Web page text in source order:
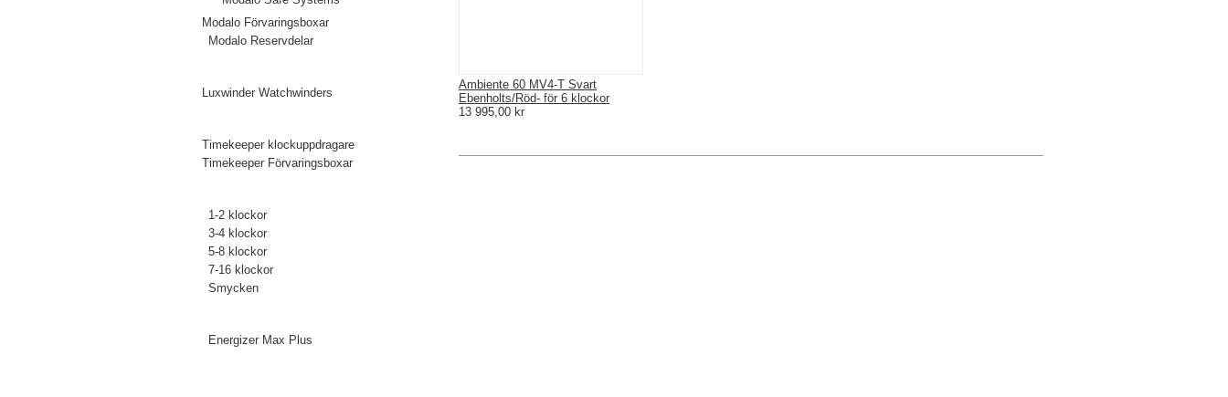
Modalo Förvaringsboxar
Modalo Reservdelar
Luxwinder Watchwinders
Timekeeper klockuppdragare
Timekeeper Förvaringsboxar
1-2 klockor
3-4 klockor
5-8 klockor
7-16 klockor
Smycken
Energizer Max Plus
Ambiente 60 MV4-T Svart
Ebenholts/Röd- för 6 klockor
13 995,00 kr